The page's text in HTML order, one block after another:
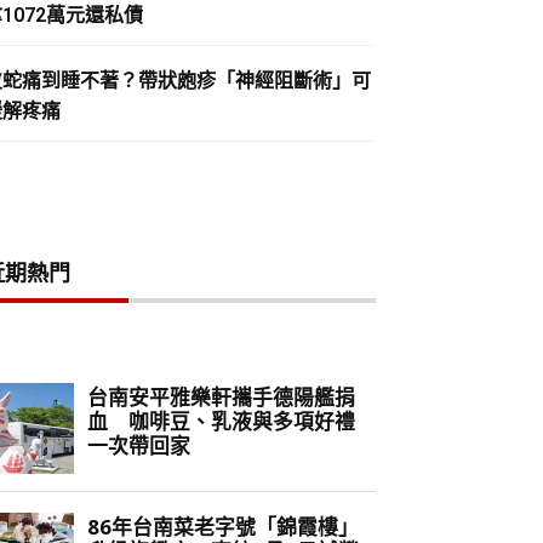
萬元還私債
痛到睡不著？帶狀皰疹「神經阻斷術」可
疼痛
熱門